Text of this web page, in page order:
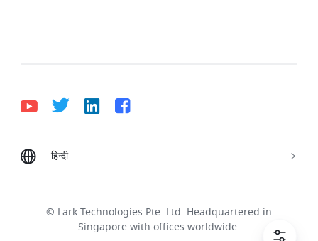
हिन्दी
Tiếng Việt
ไทย 한국어 日本語
中文
© Lark Technologies Pte. Ltd. Headquartered in
Singapore with offices worldwide.